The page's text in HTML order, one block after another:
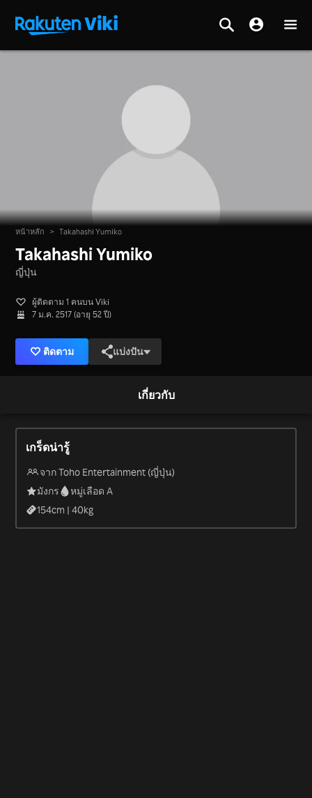
หน้าหลัก > Takahashi Yumiko
Takahashi Yumiko
ญี่ปุ่น
ผู้ติดตาม 1 คนบน Viki
7 ม.ค. 2517 (อายุ 52 ปี)
ติดตาม แบ่งปัน
เกี่ยวกับ
เกร็ดน่ารู้
จาก Toho Entertainment (ญี่ปุ่น)
มังกร
หมู่เลือด A
154cm |40kg